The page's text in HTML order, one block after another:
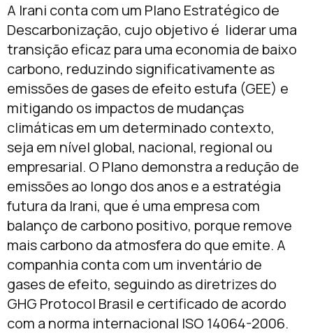
A Irani conta com um Plano Estratégico de
Descarbonização, cujo objetivo é liderar uma
transição eficaz para uma economia de baixo
carbono, reduzindo significativamente as
emissões de gases de efeito estufa (GEE) e
mitigando os impactos de mudanças
climáticas em um determinado contexto,
seja em nível global, nacional, regional ou
empresarial. O Plano demonstra a redução de
emissões ao longo dos anos e a estratégia
futura da Irani, que é uma empresa com
balanço de carbono positivo, porque remove
mais carbono da atmosfera do que emite. A
companhia conta com um inventário de
gases de efeito, seguindo as diretrizes do
GHG Protocol Brasil e certificado de acordo
com a norma internacional ISO 14064-2006.